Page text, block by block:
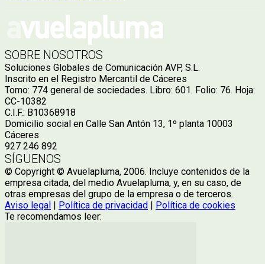
SOBRE NOSOTROS
Soluciones Globales de Comunicación AVP, S.L.
Inscrito en el Registro Mercantil de Cáceres
Tomo: 774 general de sociedades. Libro: 601. Folio: 76. Hoja:
CC-10382
C.I.F.: B10368918
Domicilio social en Calle San Antón 13, 1º planta 10003
Cáceres
927 246 892
SÍGUENOS
© Copyright © Avuelapluma, 2006. Incluye contenidos de la
empresa citada, del medio Avuelapluma, y, en su caso, de
otras empresas del grupo de la empresa o de terceros.
Aviso legal | Política de privacidad | Política de cookies
Te recomendamos leer: